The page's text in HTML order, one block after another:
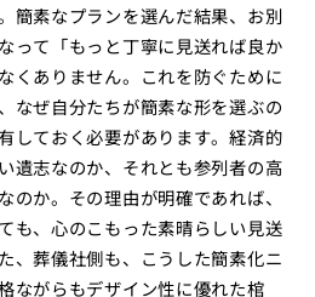
簡素なプランを選んだ結果、お別
って「もっと丁寧に見送れば良か
くありません。これを防ぐために
なぜ自分たちが簡素な形を選ぶの
しておく必要があります。経済的
遺志なのか、それとも参列者の高
のか。その理由が明確であれば、
も、心のこもった素晴らしい見送
、葬儀社側も、こうした簡素化ニ
ながらもデザイン性に優れた棺